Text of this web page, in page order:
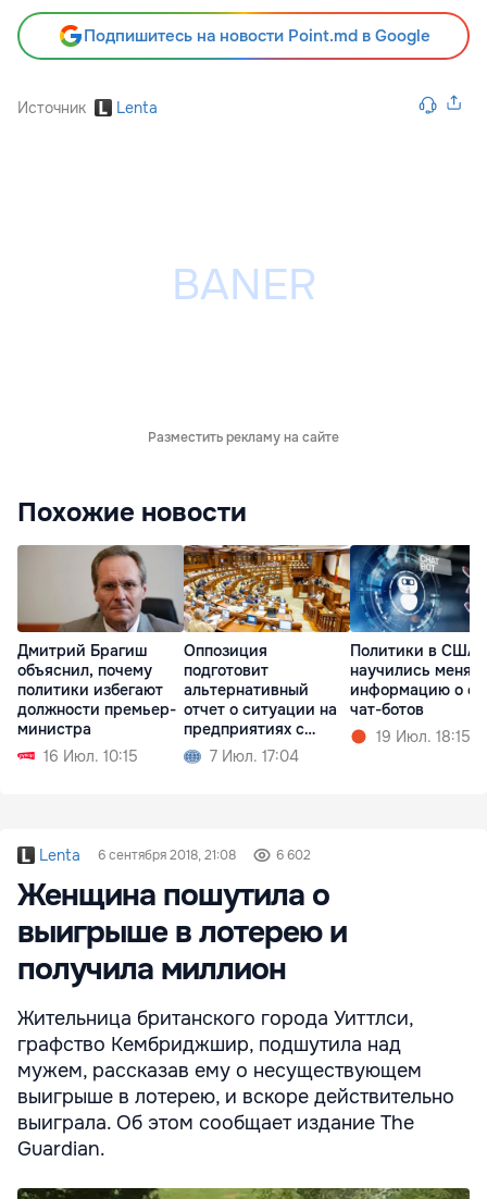
Подпишитесь на новости Point.md в Google
Источник Lenta
Разместить рекламу на сайте
Похожие новости
Дмитрий Брагиш
объяснил, почему
политики избегают
должности премьер-
министра
16 Июл. 10:15
Оппозиция
подготовит
альтернативный
отчет о ситуации на
предприятиях с
госкапиталом
7 Июл. 17:04
Политики в США
научились менять
информацию о
чат-ботов
19 Июл. 18:15
Lenta 6 сентября 2018, 21:08 6 602
Женщина пошутила о
выигрыше в лотерею и
получила миллион
Жительница британского города Уиттлси,
графство Кембриджшир, подшутила над
мужем, рассказав ему о несуществующем
выигрыше в лотерею, и вскоре действительно
выиграла. Об этом сообщает издание The
Guardian.